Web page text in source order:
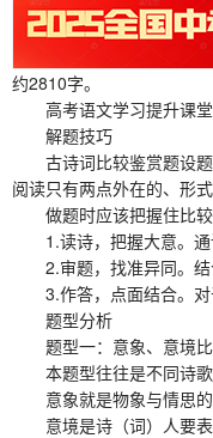
约2810字。
高考语文学习提升课堂
解题技巧
古诗词比较鉴赏题设题
阅读只有两点外在的、形
做题时应该把握住比较鉴
1.读诗，把握大意。通
2.审题，找准异同。结
3.作答，点面结合。对
题型分析
题型一：意象、意境比
本题型往往是不同诗歌
意象就是物象与情思的
意境是诗（词）人要表